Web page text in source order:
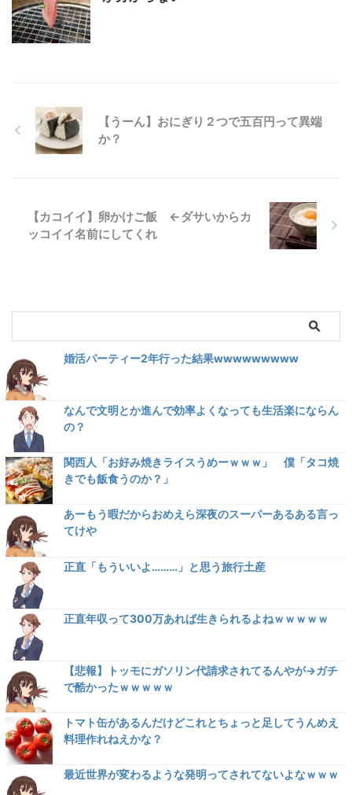
【うーん】おにぎり２つで五百円って異端
か？
【カコイイ】卵かけご飯 ←ダサいからカ
ッコイイ名前にしてくれ
婚活パーティー2年行った結果wwwwwwwww
なんで文明とか進んで効率よくなっても生活楽にならん
の？
関西人「お好み焼きライスうめーｗｗｗ」 僕「タコ焼
きでも飯食うのか？」
あーもう暇だからおめえら深夜のスーパーあるある言っ
てけや
正直「もういいよ………」と思う旅行土産
正直年収って300万あれば生きられるよねｗｗｗｗｗ
【悲報】トッモにガソリン代請求されてるんやが→ガチ
で酷かったｗｗｗｗｗ
トマト缶があるんだけどこれとちょっと足してうんめえ
料理作れねえかな？
最近世界が変わるような発明ってされてないよなｗｗｗ